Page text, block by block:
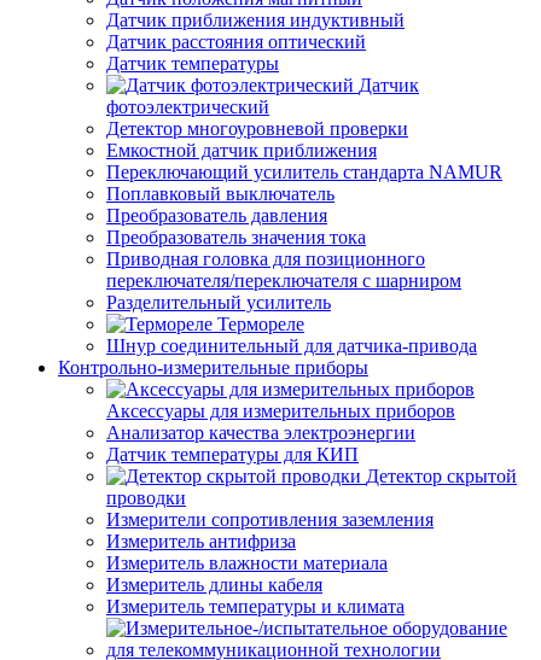
Датчик приближения индуктивный
Датчик расстояния оптический
Датчик температуры
Датчик
фотоэлектрический
Детектор многоуровневой проверки
Емкостной датчик приближения
Переключающий усилитель стандарта NAMUR
Поплавковый выключатель
Преобразователь давления
Преобразователь значения тока
Приводная головка для позиционного
переключателя/переключателя с шарниром
Разделительный усилитель
Термореле
Шнур соединительный для датчика-привода
Контрольно-измерительные приборы
Аксессуары для измерительных приборов
Анализатор качества электроэнергии
Датчик температуры для КИП
Детектор скрытой
проводки
Измерители сопротивления заземления
Измеритель антифриза
Измеритель влажности материала
Измеритель длины кабеля
Измеритель температуры и климата